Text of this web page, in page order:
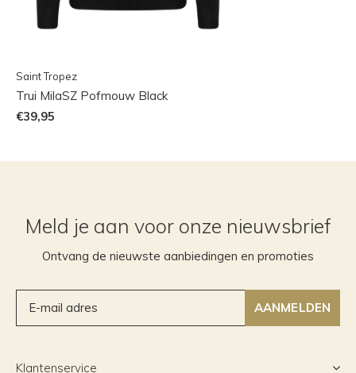
Saint Tropez
Trui MilaSZ Pofmouw Black
€39,95
Meld je aan voor onze nieuwsbrief
Ontvang de nieuwste aanbiedingen en promoties
AANMELDEN
Klantenservice